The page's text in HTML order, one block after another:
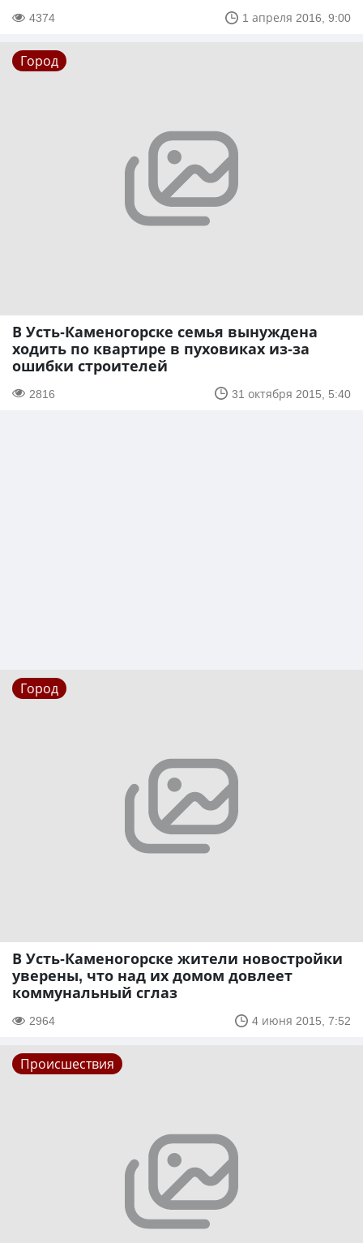
4374 1 апреля 2016, 9:00
Город
В Усть-Каменогорске семья вынуждена
ходить по квартире в пуховиках из-за
ошибки строителей
2816 31 октября 2015, 5:40
Город
В Усть-Каменогорске жители новостройки
уверены, что над их домом довлеет
коммунальный сглаз
2964 4 июня 2015, 7:52
Происшествия